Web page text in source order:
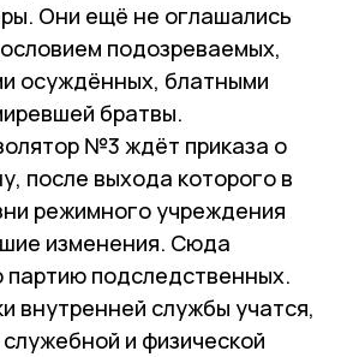
Они ещё не оглашались
подозреваемых,
осуждённых, блатными
братвы.
№3 ждёт приказа о
после выхода которого в
режимного учреждения
изменения. Сюда
партию подследственных.
внутренней службы учатся,
и физической